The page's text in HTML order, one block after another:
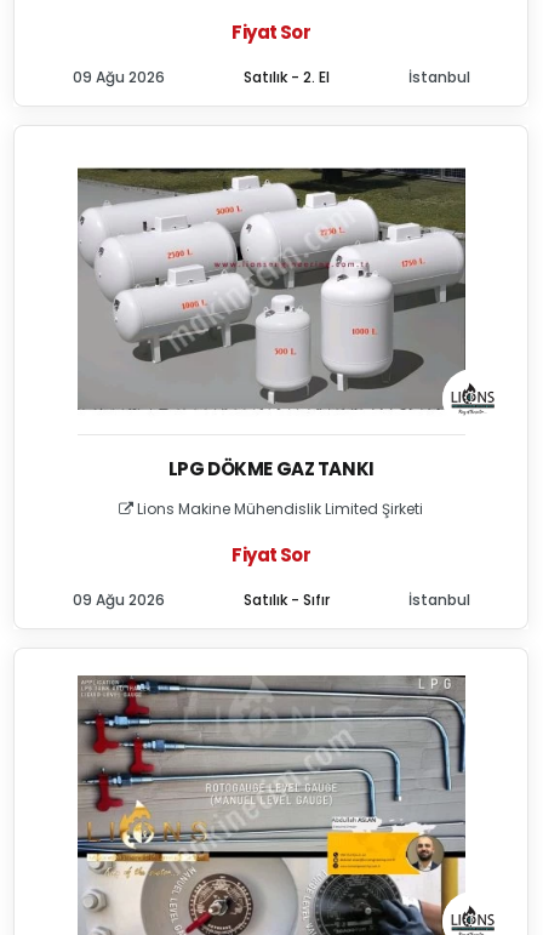
Fiyat Sor
Satılık - 2. El
09 Ağu 2026 İstanbul
LPG DÖKME GAZ TANKI
Lions Makine Mühendislik Limited Şirketi
Fiyat Sor
Satılık - Sıfır
09 Ağu 2026 İstanbul